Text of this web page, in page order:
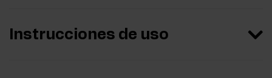
Instrucciones de uso